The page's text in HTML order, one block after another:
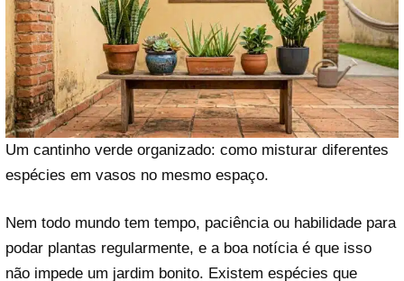
Um cantinho verde organizado: como misturar diferentes
espécies em vasos no mesmo espaço.
Nem todo mundo tem tempo, paciência ou habilidade para
podar plantas regularmente, e a boa notícia é que isso
não impede um jardim bonito. Existem espécies que